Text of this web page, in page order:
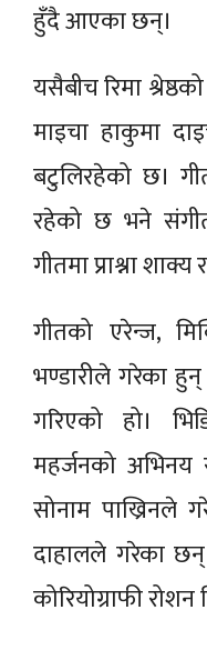
हुँदै आएका छन्।
यसैबीच रिमा
माइचा हाकुमा
बटुलिरहेको छ।
रहेको छ भने
गीतमा प्राश्ना
गीतको एरेन्ज,
भण्डारीले गरेका
गरिएको हो।
महर्जनको अभिनय
सोनाम
दाहालले गरेका
कोरियोग्राफी